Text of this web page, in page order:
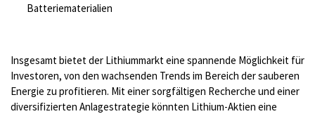
Batteriematerialien
Insgesamt bietet der Lithiummarkt eine spannende Möglichkeit für
Investoren, von den wachsenden Trends im Bereich der sauberen
Energie zu profitieren. Mit einer sorgfältigen Recherche und einer
diversifizierten Anlagestrategie könnten Lithium-Aktien eine